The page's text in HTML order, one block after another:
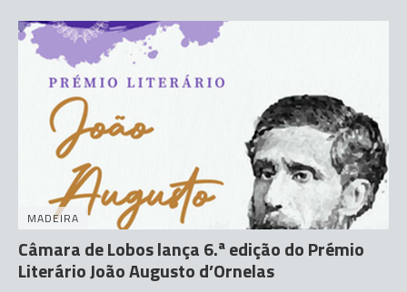
MADEIRA
Câmara de Lobos lança 6.ª edição do Prémio
Literário João Augusto d’Ornelas